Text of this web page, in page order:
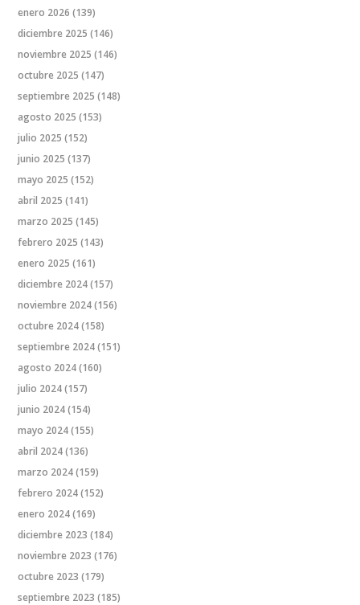
enero 2026 (139)
diciembre 2025 (146)
noviembre 2025 (146)
octubre 2025 (147)
septiembre 2025 (148)
agosto 2025 (153)
julio 2025 (152)
junio 2025 (137)
mayo 2025 (152)
abril 2025 (141)
marzo 2025 (145)
febrero 2025 (143)
enero 2025 (161)
diciembre 2024(157)
noviembre 2024(156)
octubre 2024(158)
septiembre 2024(151)
agosto 2024(160)
julio 2024(157)
junio 2024(154)
mayo 2024(155)
abril 2024(136)
marzo 2024(159)
febrero 2024(152)
enero 2024(169)
diciembre 2023 (184)
noviembre 2023 (176)
octubre 2023 (179)
septiembre 2023 (185)